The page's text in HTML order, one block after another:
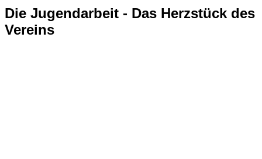
Die Jugendarbeit - Das Herzstück des
Vereins